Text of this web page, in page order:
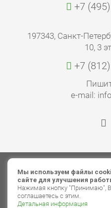
+7
197343, Санкт-
10, 3
+7
e-mail:
© 2026 ООО
Политика в
Мы используем файлы
сайте для улучшения
Нажимая кнопку "Принимаю",
соглашаетесь с этим.
Детальная информация